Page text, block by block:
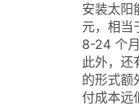
安装太阳
元，相当
8-24 个
此外，还
的形式额
付成本远